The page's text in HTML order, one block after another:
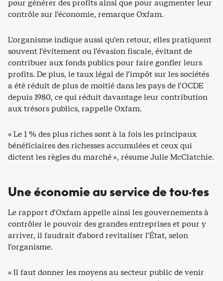
pour générer des profits ainsi que pour augmenter leur
contrôle sur l’économie, remarque Oxfam.
L’organisme indique aussi qu’en retour, elles pratiquent
souvent l’évitement ou l’évasion fiscale, évitant de
contribuer aux fonds publics pour faire gonfler leurs
profits. De plus, le taux légal de l’impôt sur les sociétés
a été réduit de plus de moitié dans les pays de l’OCDE
depuis 1980, ce qui réduit davantage leur contribution
aux trésors publics, rappelle Oxfam.
« Le 1 % des plus riches sont à la fois les principaux
bénéficiaires des richesses accumulées et ceux qui
dictent les règles du marché », résume Julie McClatchie.
Une économie au service de tou·tes
Le rapport d’Oxfam appelle ainsi les gouvernements à
contrôler le pouvoir des grandes entreprises et pour y
arriver, il faudrait d’abord revitaliser l’État, selon
l’organisme.
« Il faut donner les moyens au secteur public de venir